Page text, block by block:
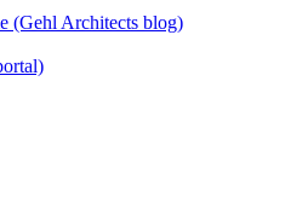
(Gehl Architects blog)